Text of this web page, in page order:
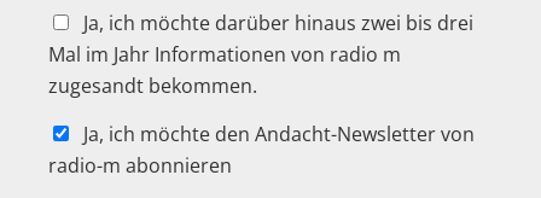
Ja, ich möchte darüber hinaus zwei bis drei
Mal im Jahr Informationen von radio m
zugesandt bekommen.
Ja, ich möchte den Andacht-Newsletter von
radio-m abonnieren